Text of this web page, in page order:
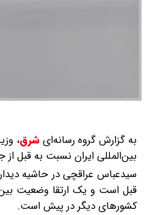
به گزارش گروه رسانه‌ایشرق،
بین‌المللی ایران نسبت به قبل
سیدعباس عراقچی در حاشیه
قبل است و یک ارتقا وضعیت
کشورهای دیگر در پیش است.